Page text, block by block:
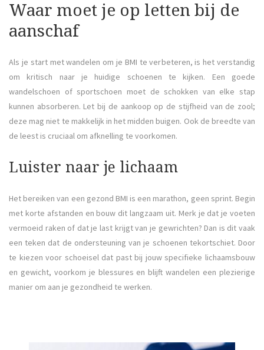
Waar moet je op letten bij de
aanschaf
Als je start met wandelen om je BMI te verbeteren, is het verstandig
om kritisch naar je huidige schoenen te kijken. Een goede
wandelschoen of sportschoen moet de schokken van elke stap
kunnen absorberen. Let bij de aankoop op de stijfheid van de zool;
deze mag niet te makkelijk in het midden buigen. Ook de breedte van
de leest is cruciaal om afknelling te voorkomen.
Luister naar je lichaam
Het bereiken van een gezond BMI is een marathon, geen sprint. Begin
met korte afstanden en bouw dit langzaam uit. Merk je dat je voeten
vermoeid raken of dat je last krijgt van je gewrichten? Dan is dit vaak
een teken dat de ondersteuning van je schoenen tekortschiet. Door
te kiezen voor schoeisel dat past bij jouw specifieke lichaamsbouw
en gewicht, voorkom je blessures en blijft wandelen een plezierige
manier om aan je gezondheid te werken.